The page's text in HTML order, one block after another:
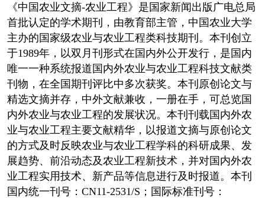
《中国农业文摘-农业工程》是国家新闻出版广电总局
首批认定的学术期刊，由教育部主管，中国农业大学
主办的国家级农业与农业工程类科技期刊。本刊创立
于1989年，以双月刊形式在国内外公开发行，是国内
唯一一种系统报道国内外农业与农业工程科技文献类
刊物，在全国期刊评比中多次获奖。本刊原创论文与
精选文摘并存，中外文献兼收，一册在手，可总览国
内外农业与农业工程的发展状况。本刊刊载国内外农
业与农业工程主要文献精华，以报道文摘与原创论文
的方式及时反映农业与农业工程学科的科研成果、发
展趋势、前沿动态及农业工程新技术，并对国内外农
业工程实用技术、新产品等信息进行及时报道。本刊
国内统一刊号：CN11-2531/S；国际标准刊号：